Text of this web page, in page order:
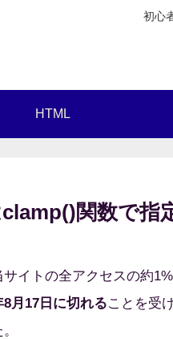
初心
HTML
関数で指
イトの全アクセスの約
月17日に切れることを受